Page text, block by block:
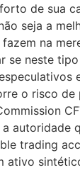
de sua
seja a
na
neste
o risco
autoridade
trading